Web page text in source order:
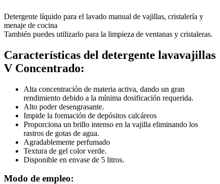
Detergente líquido para el lavado manual de vajillas, cristalería y
menaje de cocina
También puedes utilizarlo para la limpieza de ventanas y cristaleras.
Características del detergente lavavajillas
V Concentrado:
Alta concentración de materia activa, dando un gran
rendimiento debido a la mínima dosificación requerida.
Alto poder desengrasante.
Impide la formación de depósitos calcáreos
Proporciona un brillo intenso en la vajilla eliminando los
rastros de gotas de agua.
Agradablemente perfumado
Textura de gel color verde.
Disponible en envase de 5 litros.
Modo de empleo: